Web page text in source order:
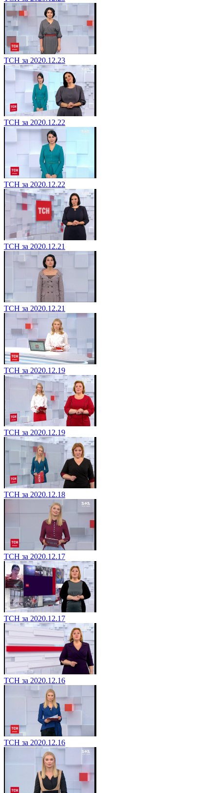
ТСН за 2020.12.23
ТСН за 2020.12.22
ТСН за 2020.12.22
ТСН за 2020.12.21
ТСН за 2020.12.21
ТСН за 2020.12.19
ТСН за 2020.12.19
ТСН за 2020.12.18
ТСН за 2020.12.17
ТСН за 2020.12.17
ТСН за 2020.12.16
ТСН за 2020.12.16